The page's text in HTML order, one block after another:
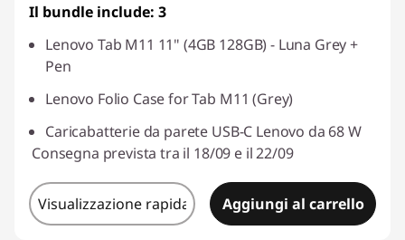
Il bundle include: 3
Lenovo Tab M11 11" (4GB 128GB) - Luna Grey +
Pen
Lenovo Folio Case for Tab M11 (Grey)
Caricabatterie da parete USB-C Lenovo da 68 W
Consegna prevista tra il 18/09 e il 22/09
Visualizzazione rapida Aggiungi al carrello